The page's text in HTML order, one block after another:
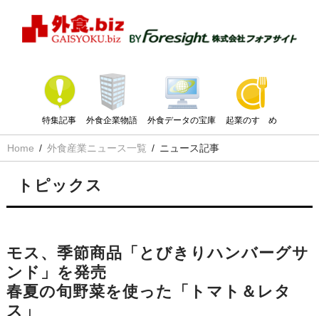
特集記事 外食企業物語 外食データの宝庫 起業のすゝめ
Home 外食産業ニュース一覧 ニュース記事
トピックス
モス、季節商品「とびきりハンバーグサ
ンド」を発売
春夏の旬野菜を使った「トマト＆レタ
ス」